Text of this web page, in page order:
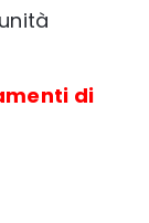
di